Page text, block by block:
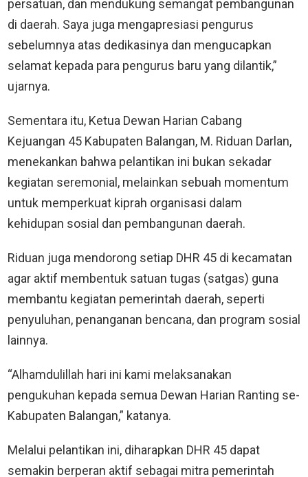
persatuan, dan mendukung semangat pembangunan
di daerah. Saya juga mengapresiasi pengurus
sebelumnya atas dedikasinya dan mengucapkan
selamat kepada para pengurus baru yang dilantik,”
ujarnya.
Sementara itu, Ketua Dewan Harian Cabang
Kejuangan 45 Kabupaten Balangan, M. Riduan Darlan,
menekankan bahwa pelantikan ini bukan sekadar
kegiatan seremonial, melainkan sebuah momentum
untuk memperkuat kiprah organisasi dalam
kehidupan sosial dan pembangunan daerah.
Riduan juga mendorong setiap DHR 45 di kecamatan
agar aktif membentuk satuan tugas (satgas) guna
membantu kegiatan pemerintah daerah, seperti
penyuluhan, penanganan bencana, dan program sosial
lainnya.
“Alhamdulillah hari ini kami melaksanakan
pengukuhan kepada semua Dewan Harian Ranting se-
Kabupaten Balangan,” katanya.
Melalui pelantikan ini, diharapkan DHR 45 dapat
semakin berperan aktif sebagai mitra pemerintah